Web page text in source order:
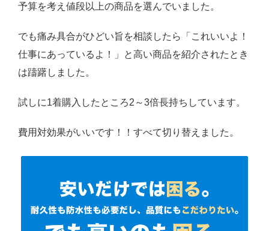
お問合わせ
Close
予算を考え値段以上の商品を選んでいました。
でも痛み具合がひどい旨を相談したら「これいいよ！
仕事にあっているよ！」と高い商品を紹介されたとき
は躊躇しました。
試しに1着購入したところ2～3倍長持ちしています。
費用対効果がいいです！！すべて切り替えました。